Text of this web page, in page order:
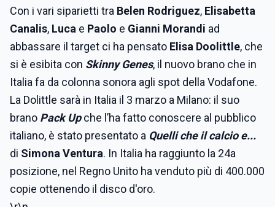
Con i vari siparietti tra Belen Rodriguez, Elisabetta
Canalis, Luca e Paolo e Gianni Morandi ad
abbassare il target ci ha pensato Elisa Doolittle, che
si è esibita con Skinny Genes, il nuovo brano che in
Italia fa da colonna sonora agli spot della Vodafone.
La Dolittle sarà in Italia il 3 marzo a Milano: il suo
brano Pack Upche l’ha fatto conoscere al pubblico
italiano, è stato presentato a Quelli che il calcio e...
di Simona Ventura. In Italia ha raggiunto la 24a
posizione, nel Regno Unito ha venduto più di 400.000
copie ottenendo il disco d'oro.